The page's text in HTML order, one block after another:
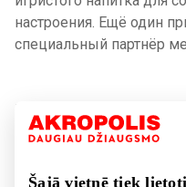
Šajā vietnē tiek
настроения. Ещё один
специальный партнёр
Проведи незабываемый
в атмосферу
Приобретай билеты здесь